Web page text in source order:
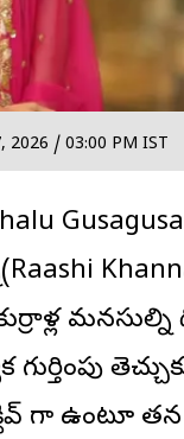
2026 / 03:00 PM IST
(Raashi
ఉంటూ త‌న